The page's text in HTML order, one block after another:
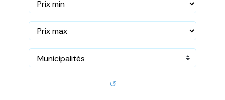
Municipalités
↺